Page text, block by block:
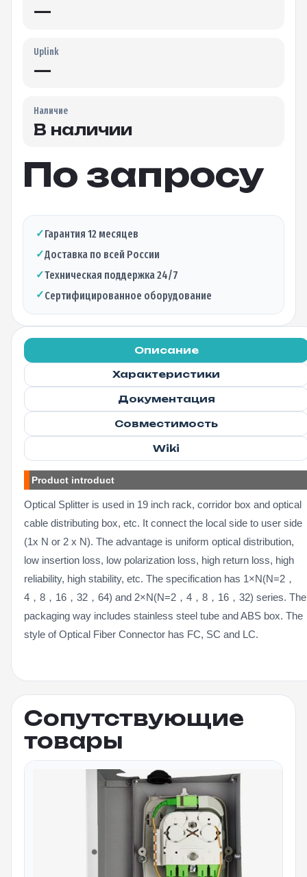
—
Uplink
—
Наличие
В наличии
По запросу
✓Гарантия 12 месяцев
✓Доставка по всей России
✓Техническая поддержка 24/7
✓Сертифицированное оборудование
Описание
Характеристики
Документация
Совместимость
Wiki
Product introduct
Optical Splitter is used in 19 inch rack, corridor box and optical
cable distributing box, etc. It connect the local side to user side
(1x N or 2 x N). The advantage is uniform optical distribution,
low insertion loss, low polarization loss, high return loss, high
reliability, high stability, etc. The specification has 1×N(N=2，
4，8，16，32，64) and 2×N(N=2，4，8，16，32) series. The
packaging way includes stainless steel tube and ABS box. The
style of Optical Fiber Connector has FC, SC and LC.
Сопутствующие
товары